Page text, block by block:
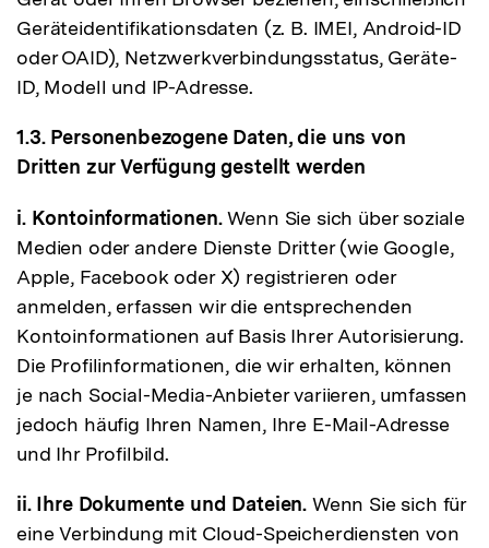
Geräteidentifikationsdaten (z. B. IMEI, Android-ID
oder OAID), Netzwerkverbindungsstatus, Geräte-
ID, Modell und IP-Adresse.
1.3. Personenbezogene Daten, die uns von
Dritten zur Verfügung gestellt werden
i. Kontoinformationen.Wenn Sie sich über soziale
Medien oder andere Dienste Dritter (wie Google,
Apple, Facebook oder X) registrieren oder
anmelden, erfassen wir die entsprechenden
Kontoinformationen auf Basis Ihrer Autorisierung.
Die Profilinformationen, die wir erhalten, können
je nach Social-Media-Anbieter variieren, umfassen
jedoch häufig Ihren Namen, Ihre E-Mail-Adresse
und Ihr Profilbild.
ii. Ihre Dokumente und Dateien. Wenn Sie sich für
eine Verbindung mit Cloud-Speicherdiensten von